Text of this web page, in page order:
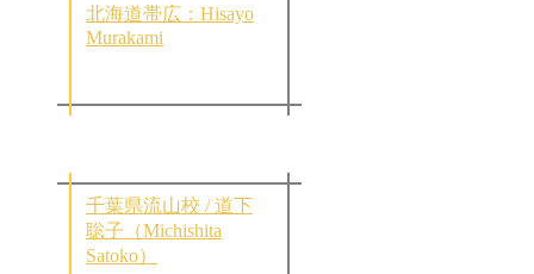
北海道帯広：Hisayo
Murakami
千葉県流山校 / 道下
聡子（Michishita
Satoko）